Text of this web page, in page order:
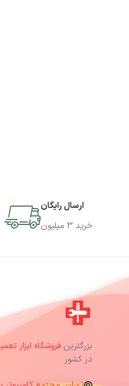
ارسال رایگان
خرید 3 میلیون
بزرگترین فروشگاه ابزار
در کشور